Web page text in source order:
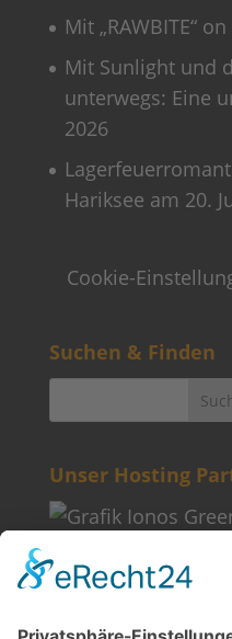
Mit „RAWBITE“
Mit Sunlight und
unterwegs: Eine
2026
Hariksee am 20.
Cookie-
Suchen & Finden
Unser Hosting
Weitere
Kontakt